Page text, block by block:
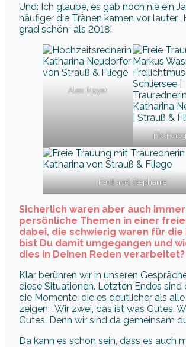
Und: Ich glaube, es gab noch nie ein
häufiger die Tränen kamen vor lauter
grad schön“ als 2018!
Alex Mayer
Flo
Paul and Stephanie
Sicherlich waren aber auch
persönliche Themen in einer
dabei, die schwierig waren für die
bist Du damit umgegangen und
dies in Deinen Reden verarbeitet?
Klar berühren wir in unseren
diese Situationen. Letzten Endes sind
die Momente, die es deutlicher als
zeigen: „Wir zwei, das ist was Gutes.
Gutes. Denn wir sind da gemeinsam
Da kann es schon sein, dass es auch